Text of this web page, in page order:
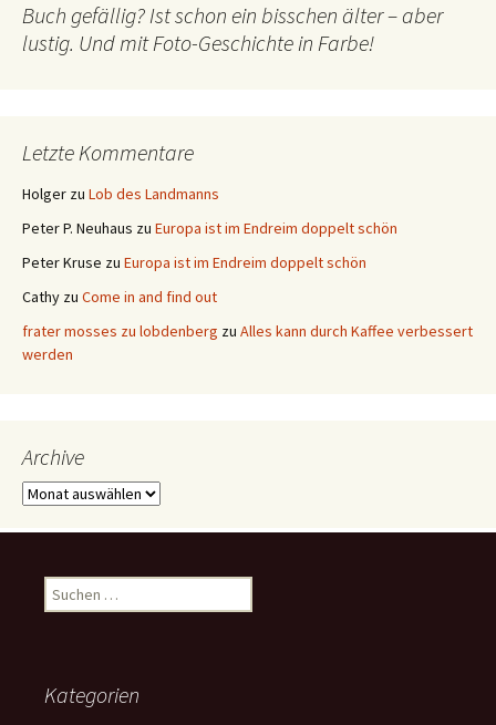
Buch gefällig? Ist schon ein bisschen älter – aber
lustig. Und mit Foto-Geschichte in Farbe!
Letzte Kommentare
Holger zu Lob des Landmanns
Peter P. Neuhaus zu Europa ist im Endreim doppelt schön
Peter Kruse zu Europa ist im Endreim doppelt schön
Cathy zu Come in and find out
frater mosses zu lobdenberg zu Alles kann durch Kaffee verbessert
werden
Archive
Archive
Suchen
nach:
Kategorien